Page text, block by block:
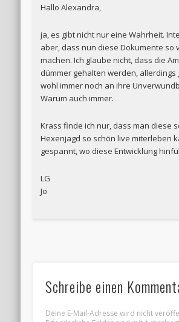
Hallo Alexandra,
ja, es gibt nicht nur eine Wahrheit.
aber, dass nun diese Dokumente so
machen. Ich glaube nicht, dass die
dümmer gehalten werden, allerdings
wohl immer noch an ihre
Warum auch immer.
Krass finde ich nur, dass man diese
Hexenjagd so schön live miterleben
gespannt, wo diese Entwicklung
LG
Jo
Schreibe einen
Deine E-Mail-Adresse wird nicht